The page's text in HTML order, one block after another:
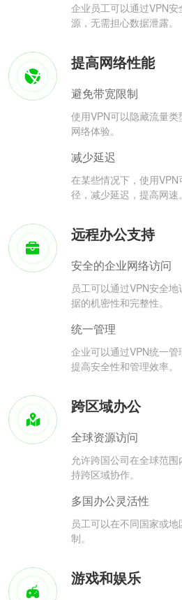
企业员工可以通过VPN
源，无需担心数据泄露。
提高网络性能
避免带宽限制
使用VPN可以隐藏流量
网络体验。
减少延迟
在某些情况下，使用
径，减少延迟，提高网速。
远程办公支持
安全的企业网络访问
员工可以通过VPN安全
据的机密性和完整性。
统一管理
企业可以通过VPN统一管
提高安全性和管理效率。
跨区域办公
全球资源访问
允许跨国公司在全球范
持跨区域协作。
多国办公灵活性
员工可以在不同国家或
制。
游戏和娱乐